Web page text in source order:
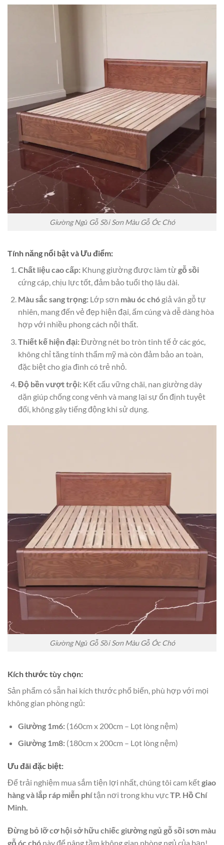
Giường Ngủ Gỗ Sồi Sơn Màu Gỗ Óc Chó
Tính năng nổi bật và Ưu điểm:
Chất liệu cao cấp:Khung giường được làm từgỗ sồi
cứng cáp, chịu lực tốt, đảm bảo tuổi thọ lâu dài.
Màu sắc sang trọng:Lớp sơn màu óc chógiả vân gỗ tự
nhiên, mang đến vẻ đẹp hiện đại, ấm cúng và dễ dàng hòa
hợp với nhiều phong cách nội thất.
Thiết kế hiện đại:Đường nét bo tròn tinh tế ở các góc,
không chỉ tăng tính thẩm mỹ mà còn đảm bảo an toàn,
đặc biệt cho gia đình có trẻ nhỏ.
Độ bền vượt trội:Kết cấu vững chãi, nan giường dày
dặn giúp chống cong vênh và mang lại sự ổn định tuyệt
đối, không gây tiếng động khi sử dụng.
Giường Ngủ Gỗ Sồi Sơn Màu Gỗ Óc Chó
Kích thước tùy chọn:
Sản phẩm có sẵn hai kích thước phổ biến, phù hợp với mọi
không gian phòng ngủ:
Giường 1m6:(160cm x 200cm – Lọt lòng nệm)
Giường 1m8:(180cm x 200cm – Lọt lòng nệm)
Ưu đãi đặc biệt:
Để trải nghiệm mua sắm tiện lợi nhất, chúng tôi cam kếtgiao
hàng và lắp ráp miễn phítận nơi trong khu vựcTP. Hồ Chí
Minh.
Đừng bỏ lỡ cơ hội sở hữu chiếc giường ngủ gỗ sồi sơn màu
gỗ óc chó này để nâng tầm không gian phòng ngủ của bạn!